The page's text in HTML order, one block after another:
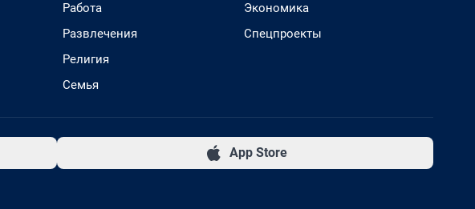
Работа
Развлечения
Религия
Семья
Экономика
Спецпроекты
App Store